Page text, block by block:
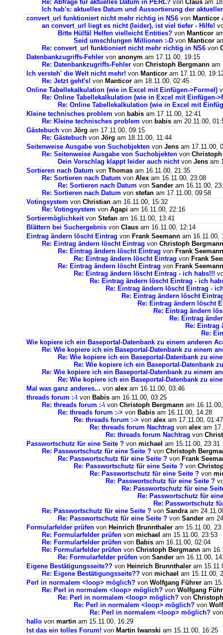
Re: Abfrage für aktuelles Datum in PERL? von Claus am
Ich hab's: aktuelles Datum und Aussortierung der
convert_url funktioniert nicht mehr richtig in NS6 von Manticor
an convert_url liegt es nicht (leider), ist viel tiefer - Hilfe!
Bitte Hülfä! Helfen vielleicht Entities? von Manticor
Seid umschlungen Millionen :-D von Manticor
Re: convert_url funktioniert nicht mehr richtig in NS6 von
Datenbankzugriffs-Fehler von anonym am 17.11.00, 19:15
Re: Datenbankzugriffs-Fehler von Christoph Bergmann am
Ich versteh' die Welt nicht mehr! von Manticor am 17.11.00,
Re: Jetzt geht's! von Manticor am 18.11.00, 02:45
Online Tabellekalkulation (wie in Excel mit Einfügen->Formel)
Re: Online Tabellekalkulation (wie in Excel mit Einfügen-
Re: Online Tabellekalkulation (wie in Excel mit
Kleine technisches problem von babis am 17.11.00, 12:41
Re: Kleine technisches problem von babis am 20.11.00,
Gästebuch von Jörg am 17.11.00, 09:15
Re: Gästebuch von Jörg am 18.11.00, 11:44
Seitenweise Ausgabe von Suchobjekten von Jens am 17.11.00,
Re: Seitenweise Ausgabe von Suchobjekten von
Dein Vorschlag klappt leider auch nichtvon Jens am
Sortieren nach Datum von Thomas am 16.11.00, 21:35
Re: Sortieren nach Datum von Alex am 16.11.00, 23:08
Re: Sortieren nach Datum von Sander am 16.11.00,
Re: Sortieren nach Datum von stefan am 17.11.00, 09:58
Votingsystem von Christian am 16.11.00, 15:32
Re: Votingsystem von Agapi am 16.11.00, 22:16
Sortiermöglichkeitvon Stefan am 16.11.00, 13:41
Blättern bei Suchergebnis von Claus am 16.11.00, 12:14
Eintrag ändern löscht Eintrag von Frank Seemann am 16.11.00,
Re: Eintrag ändern löscht Eintrag von Christoph Bergmann
Re: Eintrag ändern löscht Eintrag von Frank Seemann
Re: Eintrag ändern löscht Eintrag von Frank
Re: Eintrag ändern löscht Eintrag von Frank Seemann
Re: Eintrag ändern löscht Eintrag - ich habs!!!
Re: Eintrag ändern löscht Eintrag - ich
Re: Eintrag ändern löscht Eintrag -
Re: Eintrag ändern löscht
Re: Eintrag ändern löscht
Re: Eintrag ändern
Re: Eintrag
Re: Eintrag
Re:
Wie kopiere ich ein Baseportal-Datenbank zu einem anderen
Re: Wie kopiere ich ein Baseportal-Datenbank zu einem
Re: Wie kopiere ich ein Baseportal-Datenbank zu
Re: Wie kopiere ich ein Baseportal-Datenbank
Re: Wie kopiere ich ein Baseportal-Datenbank zu einem
Re: Wie kopiere ich ein Baseportal-Datenbank zu
Mal was ganz anderes... von alex am 16.11.00, 03:46
threads forum :-\ von Babis am 16.11.00, 03:25
Re: threads forum :-\ von Christoph Bergmann am
Re: threads forum :-> von Babis am 16.11.00, 14:28
Re: threads forum :-> von alex am 17.11.00, 01:47
Re: threads forum Nachtrag von alex am
Re: threads forum Nachtrag von
Passwortschutz für eine Seite ? von michael am 15.11.00, 23:31
Re: Passwortschutz für eine Seite ? von Christoph
Re: Passwortschutz für eine Seite ? von Frank
Re: Passwortschutz für eine Seite ? von
Re: Passwortschutz für eine Seite ? von
Re: Passwortschutz für eine Seite ?
Re: Passwortschutz für eine
Re: Passwortschutz für
Re: Passwortschutz
Re: Passwortschutz für eine Seite ? von Sandraam
Re: Passwortschutz für eine Seite ? von Sander am
Formularfelder prüfen von Heinrich Brunnthaler am 15.11.00,
Re: Formularfelder prüfen von michael am 15.11.00, 23:53
Re: Formularfelder prüfen von Babis am 16.11.00, 02:04
Re: Formularfelder prüfen von Christoph Bergmann am
Re: Formularfelder prüfen von Sander am 16.11.00,
Eigene Bestätigungsseite?? von Heinrich Brunnthaler am
Re: Eigene Bestätigungsseite?? von michael am 15.11.00,
Perl in normalem <loop> möglich? von Wolfgang Führer am
Re: Perl in normalem <loop> möglich? von Wolfgang
Re: Perl in normalem <loop> möglich? von
Re: Perl in normalem <loop> möglich? von
Re: Perl in normalem <loop> möglich?
hallo von martin am 15.11.00, 16:29
Ist das ein tolles Forum! von Martin Iwanski am 15.11.00, 16:25